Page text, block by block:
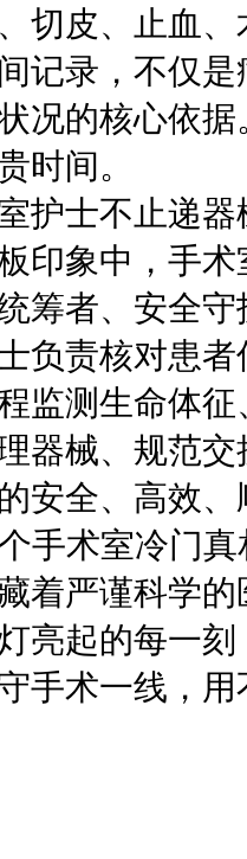
切皮、止血
记录，不仅
况的核心依
时间。
护士不止递
印象中，手
筹者、安全守
负责核对患
监测生命体
器械、规范
安全、高效
手术室冷门
着严谨科学
亮起的每一
手术一线，